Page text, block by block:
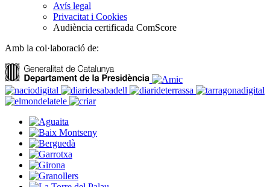
Avís legal
Privacitat i Cookies
Audiència certificada ComScore
Amb la col·laboració de: